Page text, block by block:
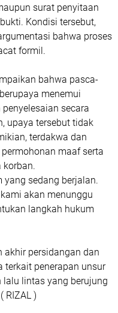
surat penyitaan
Kondisi tersebut,
bahwa proses
formil.
bahwa pasca-
menemui
secara
upaya tersebut tidak
terdakwa dan
maaf serta
korban.
yang sedang berjalan.
akan menunggu
langkah hukum
akhir persidangan dan
terkait penerapan unsur
lintas yang berujung
RIZAL )